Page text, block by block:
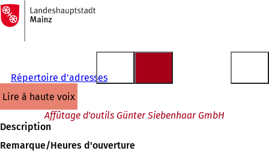
Accéder au contenu
Vers
la
page
d'accueil
Répertoire d'adresses
lire à haute voix
Affûtage d'outils Günter Siebenhaar GmbH
Description
Remarque/Heures d'ouverture